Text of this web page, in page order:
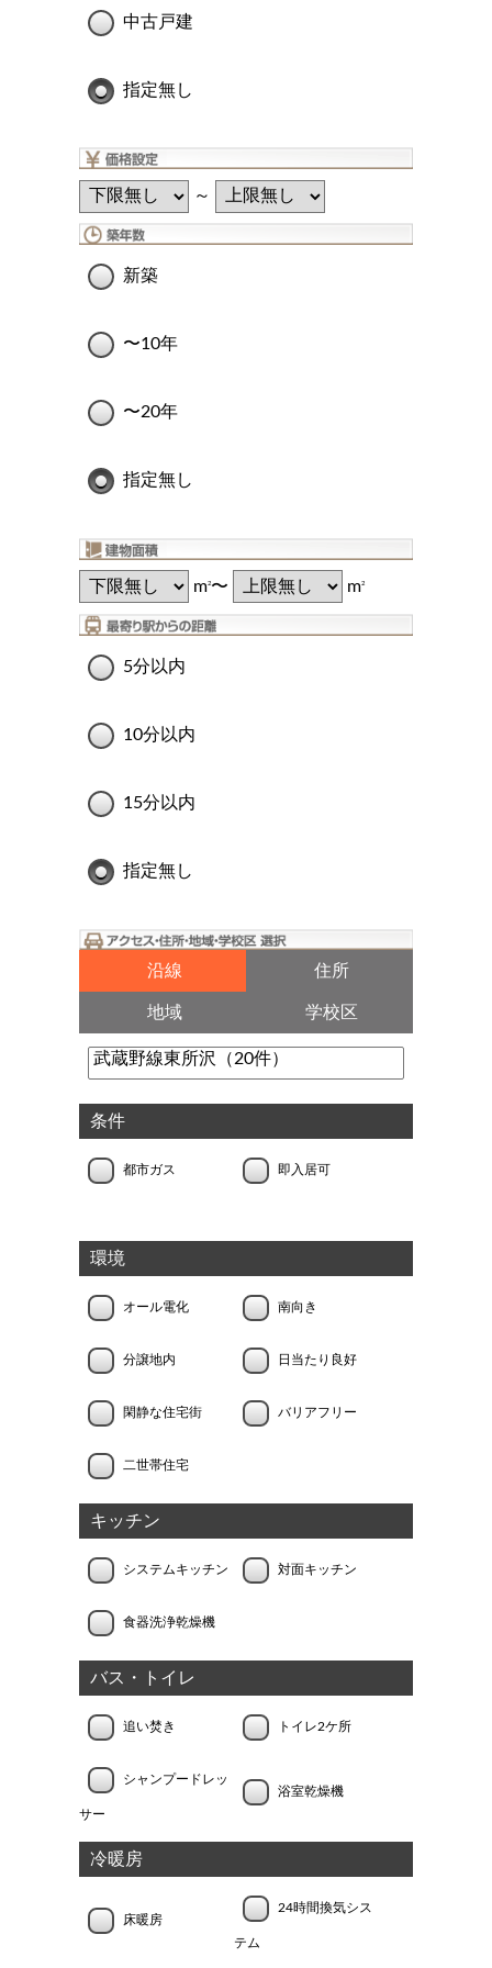
中古戸建
指定無し
～
新築
〜10年
〜20年
指定無し
m2〜 m2
5分以内
10分以内
15分以内
指定無し
沿線 住所
地域 学校区
条件
都市ガス 即入居可
環境
オール電化 南向き
分譲地内 日当たり良好
閑静な住宅街 バリアフリー
二世帯住宅
キッチン
システムキッチン 対面キッチン
食器洗浄乾燥機
バス・トイレ
追い焚き トイレ2ケ所
シャンプードレッ
サー
浴室乾燥機
冷暖房
床暖房
24時間換気シス
テム